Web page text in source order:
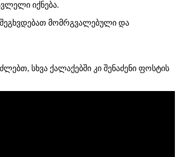
იქნება.
შეგხვდებათ მომრგვალებული და
სხვა ქალაქებში კი შენაძენი ფოსტის